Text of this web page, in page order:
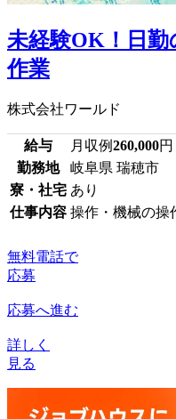
未経験OK！日
作業
株式会社ワールド
給与 月収例260,000円
勤務地
岐阜県 瑞穂市
寮・社宅 あり
仕事内容 操作・機械の操
無料電話で
応募
応募へ進む
詳しく
見る